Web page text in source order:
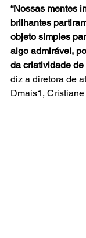
“Nossas mentes
brilhantes
objeto simples
algo admirável,
da criatividade de
diz a diretora de
Dmais1,